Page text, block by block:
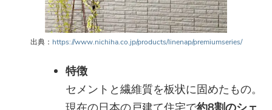
出典： https://www.nichiha.co.jp/products/linenap/premiumseries/
特徴
セメントと繊維質を板状に固めたもの。